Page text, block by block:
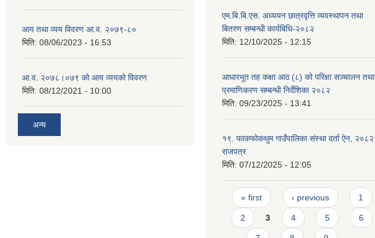
आय तथा व्यय विवरण आ.व. २०७९-८०
मिति: 08/06/2023 - 16:53
आ.व. २०७८।०७९ को आय व्ययको विवरण
मिति: 08/12/2021 - 10:00
अन्य
एम.बि.बि.एस. अध्ययन छात्रवृत्ति व्यवस्थापन तथा
बितरण सम्बन्धी कार्यबिधि-२०८२
मिति: 12/10/2025 - 12:15
आधारभूत तह कक्षा आठ (८) को परिक्षा सञ्चालन तथा
प्रमाणिकरण सम्बन्धी निर्देशिका २०८२
मिति: 09/23/2025 - 13:41
१९. फाकफोकथुम गाउँपालिका संस्था दर्ता ऐन, २०८२
राजपत्र
मिति: 07/12/2025 - 12:05
Pages
« first ‹ previous 1
2 3 4 5 6